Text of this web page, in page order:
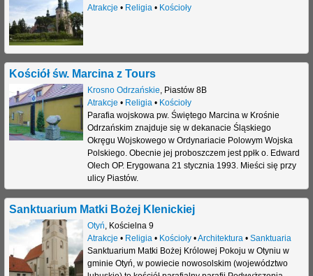
Atrakcje • Religia• Kościoły
Kościół św. Marcina z Tours
Krosno Odrzańskie, Piastów 8B
Atrakcje • Religia• Kościoły
Parafia wojskowa pw. Świętego Marcina w Krośnie
Odrzańskim znajduje się w dekanacie Śląskiego
Okręgu Wojskowego w Ordynariacie Polowym Wojska
Polskiego. Obecnie jej proboszczem jest ppłk o. Edward
Olech OP. Erygowana 21 stycznia 1993. Mieści się przy
ulicy Piastów.
Sanktuarium Matki Bożej Klenickiej
Otyń, Kościelna 9
Atrakcje • Religia• Kościoły•Architektura• Sanktuaria
Sanktuarium Matki Bożej Królowej Pokoju w Otyniu w
gminie Otyń, w powiecie nowosolskim (województwo